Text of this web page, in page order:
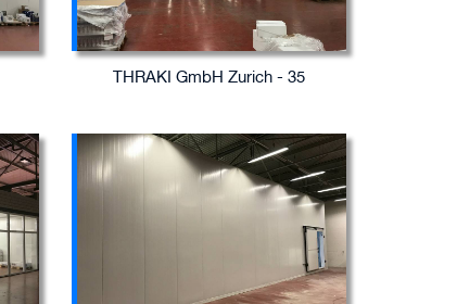
THRAKI GmbH Zurich - 35